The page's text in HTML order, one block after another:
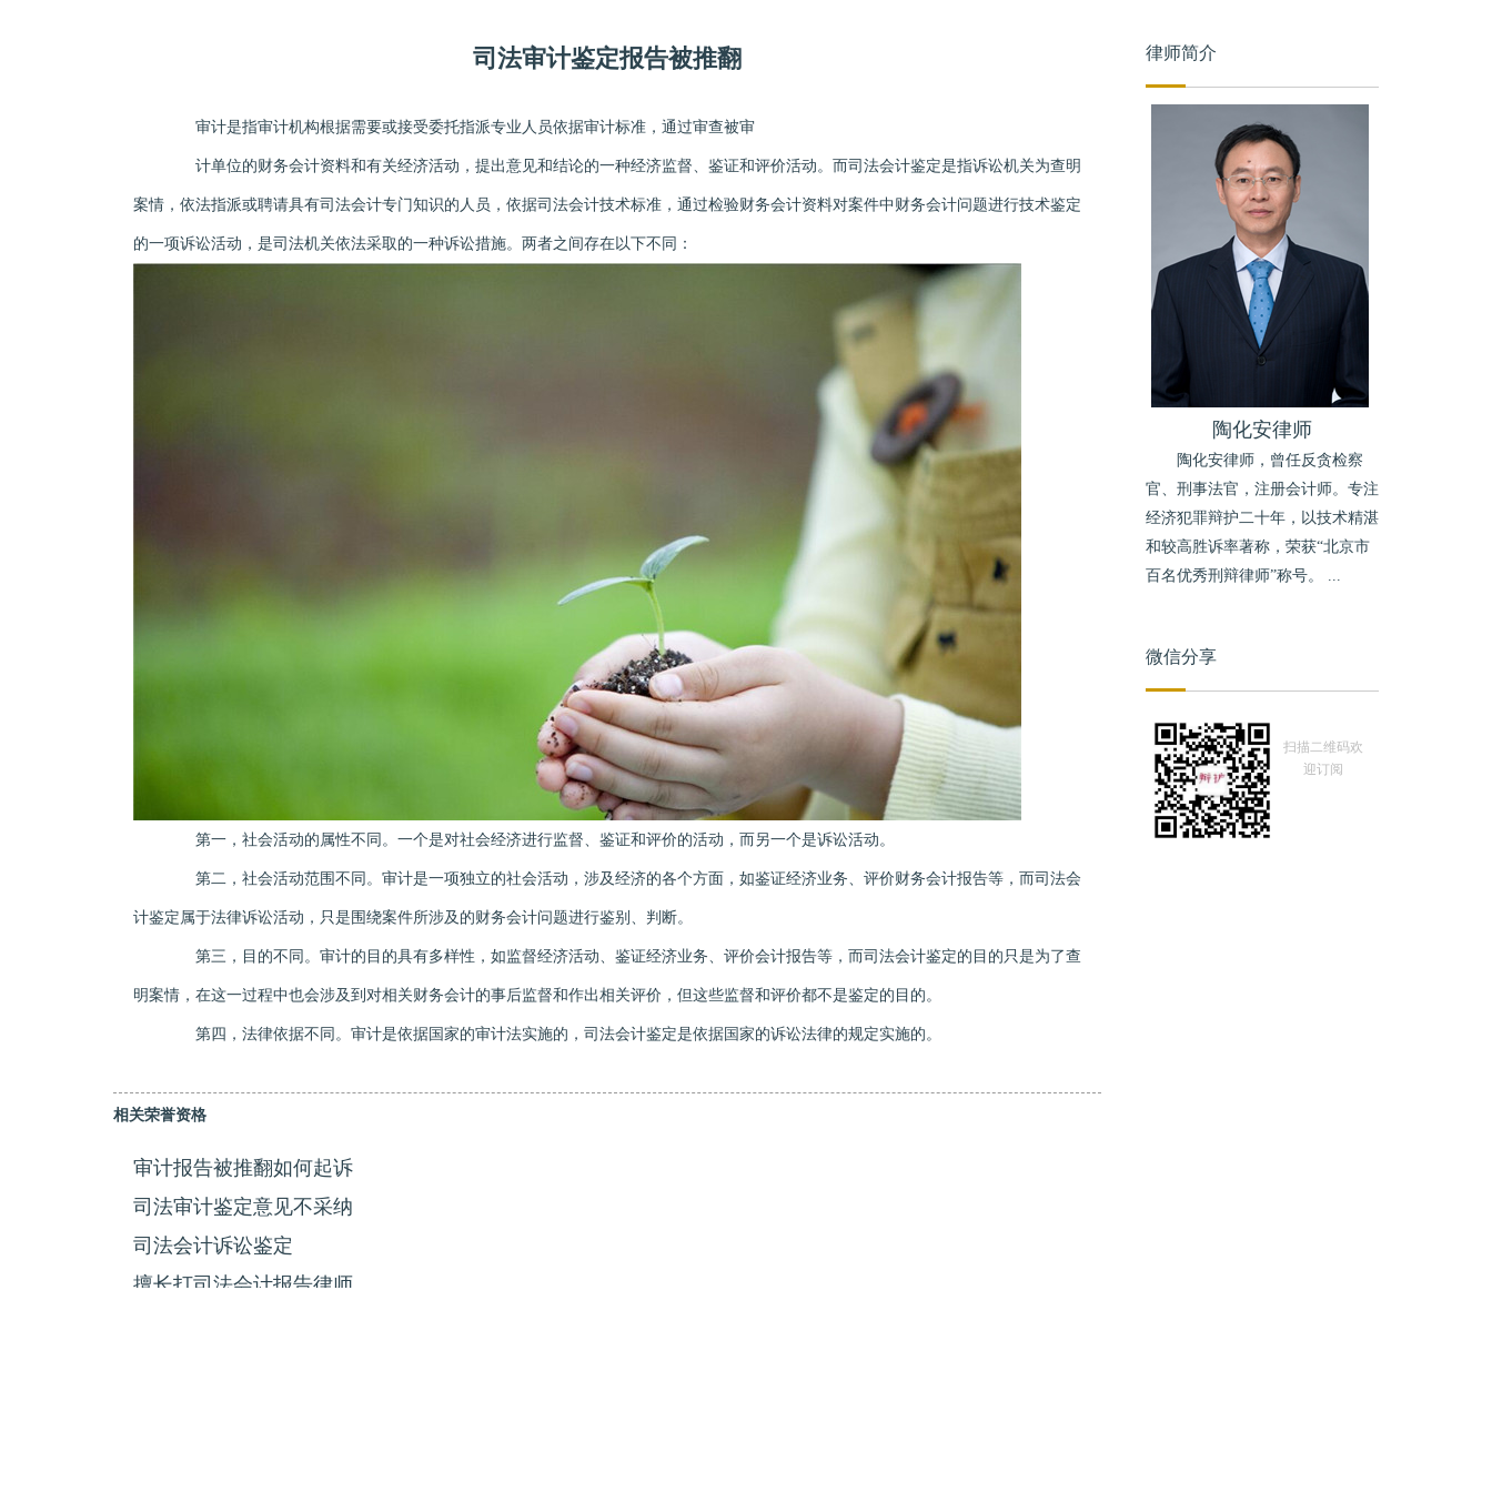
司法审计鉴定报告被推翻
审计是指审计机构根据需要或接受委托指派专业人员依据审计标准，通过审查被审
计单位的财务会计资料和有关经济活动，提出意见和结论的一种经济监督、鉴证和评价活动。而司法会计鉴定是指诉讼机关为查明
案情，依法指派或聘请具有司法会计专门知识的人员，依据司法会计技术标准，通过检验财务会计资料对案件中财务会计问题进行技术鉴定
的一项诉讼活动，是司法机关依法采取的一种诉讼措施。两者之间存在以下不同：
第一，社会活动的属性不同。一个是对社会经济进行监督、鉴证和评价的活动，而另一个是诉讼活动。
第二，社会活动范围不同。审计是一项独立的社会活动，涉及经济的各个方面，如鉴证经济业务、评价财务会计报告等，而司法会
计鉴定属于法律诉讼活动，只是围绕案件所涉及的财务会计问题进行鉴别、判断。
第三，目的不同。审计的目的具有多样性，如监督经济活动、鉴证经济业务、评价会计报告等，而司法会计鉴定的目的只是为了查
明案情，在这一过程中也会涉及到对相关财务会计的事后监督和作出相关评价，但这些监督和评价都不是鉴定的目的。
第四，法律依据不同。审计是依据国家的审计法实施的，司法会计鉴定是依据国家的诉讼法律的规定实施的。
相关荣誉资格
审计报告被推翻如何起诉
司法审计鉴定意见不采纳
司法会计诉讼鉴定
擅长打司法会计报告律师
律师简介
陶化安律师
陶化安律师，曾任反贪检察
官、刑事法官，注册会计师。专注
经济犯罪辩护二十年，以技术精湛
和较高胜诉率著称，荣获“北京市
百名优秀刑辩律师”称号。 ...
微信分享
扫描二维码欢
迎订阅